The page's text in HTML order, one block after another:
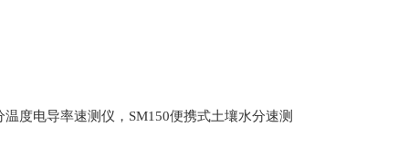
温度电导率速测仪，SM150便携式土壤水分速测